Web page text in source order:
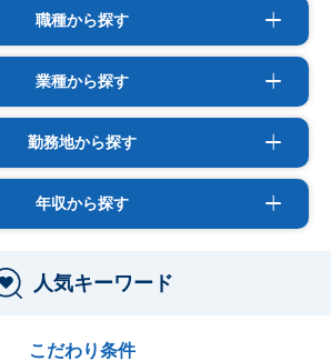
職種から探す
業種から探す
勤務地から探す
年収から探す
人気キーワード
こだわり条件